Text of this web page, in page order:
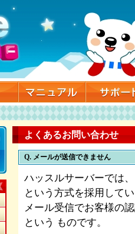
よくあるお問い合わせ
Q. メールが送信できません
ハッスルサーバーでは
という方式を採用して
メール受信でお客様の
という ものです。